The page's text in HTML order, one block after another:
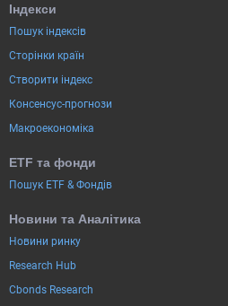
Індекси
Пошук індексів
Сторінки країн
Створити індекс
Консенсус-прогнози
Макроекономіка
ETF та фонди
Пошук ETF & Фондів
Новини та Аналітика
Новини ринку
Research Hub
Cbonds Research